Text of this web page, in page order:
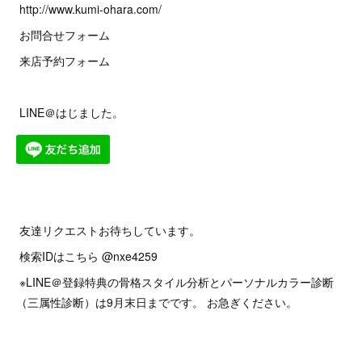
http://www.kumi-ohara.com/
お問合せフォーム
来店予約フォーム
LINE＠はじました。
友達リクエストお待ちしています。
検索IDはこちら @nxe4259
※LINE＠登録特典の骨格スタイル分析とパーソナルカラー診断
（三属性診断）は9月末日までです。 お急ぎください。